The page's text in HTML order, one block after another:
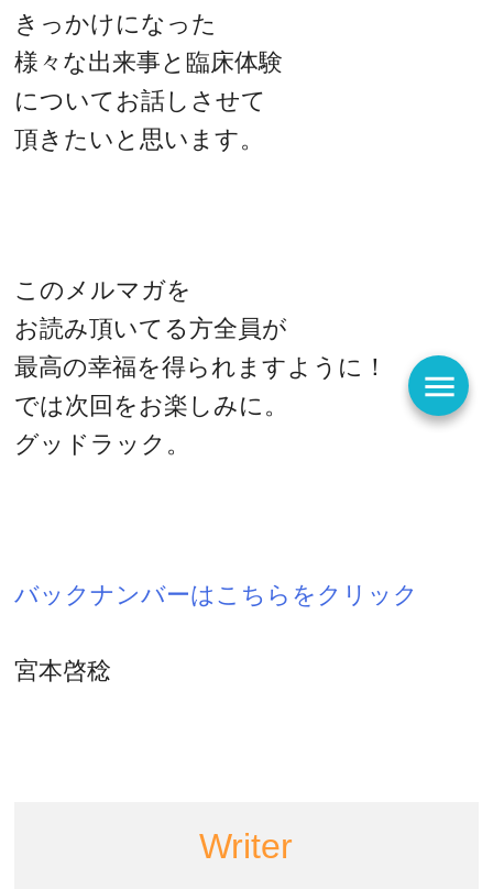
きっかけになった
様々な出来事と臨床体験
についてお話しさせて
頂きたいと思います。
このメルマガを
お読み頂いてる方全員が
最高の幸福を得られますように！
では次回をお楽しみに。
グッドラック。
バックナンバーはこちらをクリック
宮本啓稔
Writer
menu